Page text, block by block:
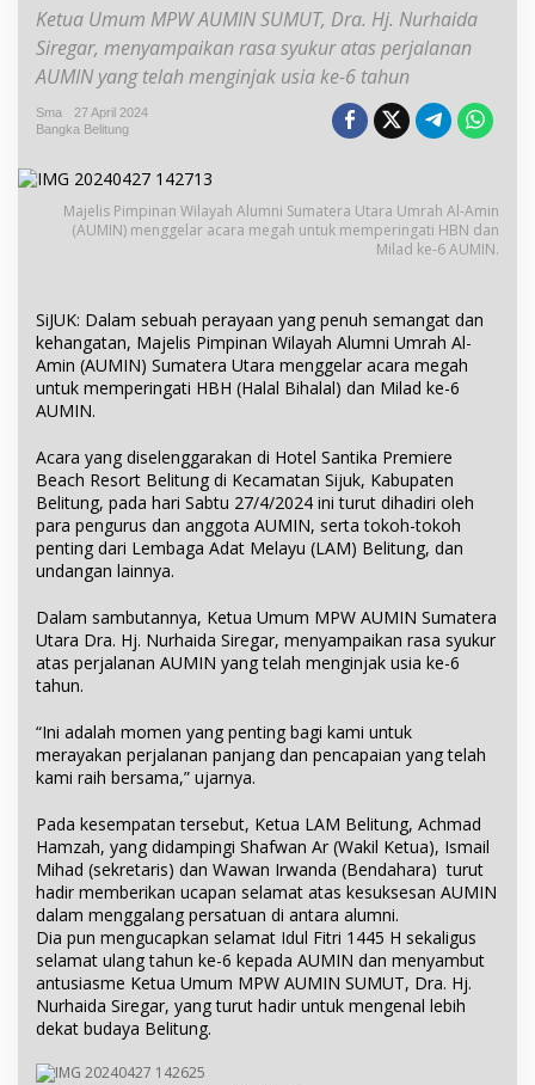
Ketua Umum MPW AUMIN SUMUT, Dra. Hj. Nurhaida
Siregar, menyampaikan rasa syukur atas perjalanan
AUMIN yang telah menginjak usia ke-6 tahun
Sma
27 April 2024
Bangka Belitung
Majelis Pimpinan Wilayah Alumni Sumatera Utara Umrah Al-Amin
(AUMIN) menggelar acara megah untuk memperingati HBN dan
Milad ke-6 AUMIN.
SiJUK: Dalam sebuah perayaan yang penuh semangat dan
kehangatan, Majelis Pimpinan Wilayah Alumni Umrah Al-
Amin (AUMIN) Sumatera Utara menggelar acara megah
untuk memperingati HBH (Halal Bihalal) dan Milad ke-6
AUMIN.
Acara yang diselenggarakan di Hotel Santika Premiere
Beach Resort Belitung di Kecamatan Sijuk, Kabupaten
Belitung, pada hari Sabtu 27/4/2024 ini turut dihadiri oleh
para pengurus dan anggota AUMIN, serta tokoh-tokoh
penting dari Lembaga Adat Melayu (LAM) Belitung, dan
undangan lainnya.
Dalam sambutannya, Ketua Umum MPW AUMIN Sumatera
Utara Dra. Hj. Nurhaida Siregar, menyampaikan rasa syukur
atas perjalanan AUMIN yang telah menginjak usia ke-6
tahun.
“Ini adalah momen yang penting bagi kami untuk
merayakan perjalanan panjang dan pencapaian yang telah
kami raih bersama,” ujarnya.
Pada kesempatan tersebut, Ketua LAM Belitung, Achmad
Hamzah, yang didampingi Shafwan Ar (Wakil Ketua), Ismail
Mihad (sekretaris) dan Wawan Irwanda (Bendahara) turut
hadir memberikan ucapan selamat atas kesuksesan AUMIN
dalam menggalang persatuan di antara alumni.
Dia pun mengucapkan selamat Idul Fitri 1445 H sekaligus
selamat ulang tahun ke-6 kepada AUMIN dan menyambut
antusiasme Ketua Umum MPW AUMIN SUMUT, Dra. Hj.
Nurhaida Siregar, yang turut hadir untuk mengenal lebih
dekat budaya Belitung.